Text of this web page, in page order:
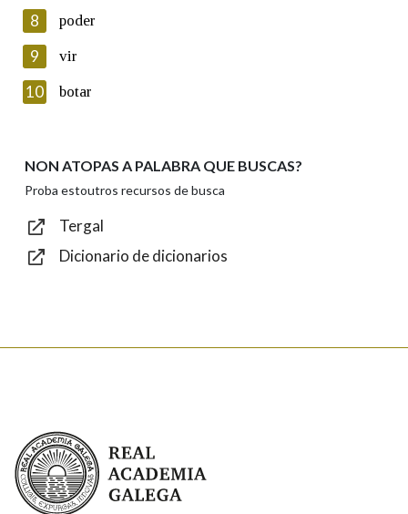
Lin e acepto as condicións da política de
Introduce o código que aparece na imaxe:
Texto de verificación
8 poder
9 vir
10 botar
NON ATOPAS A PALABRA QUE BUSCAS?
Proba estoutros recursos de busca
Tergal
Dicionario de dicionarios
Real Academia Galega